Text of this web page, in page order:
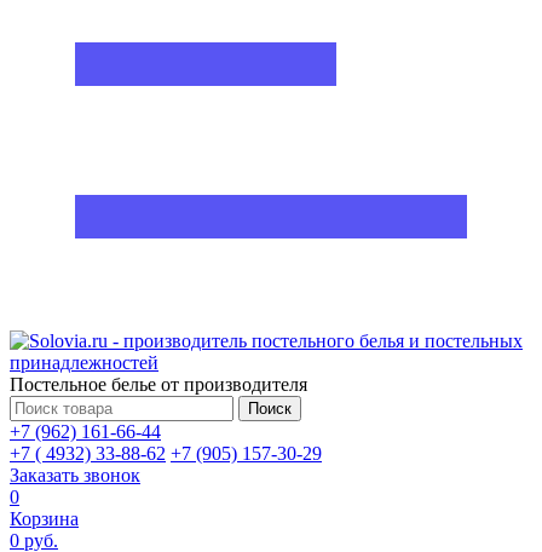
Постельное белье от производителя
Поиск
+7 (962) 161-66-44
+7 ( 4932) 33-88-62 +7 (905) 157-30-29
Заказать звонок
0
Корзина
0 руб.